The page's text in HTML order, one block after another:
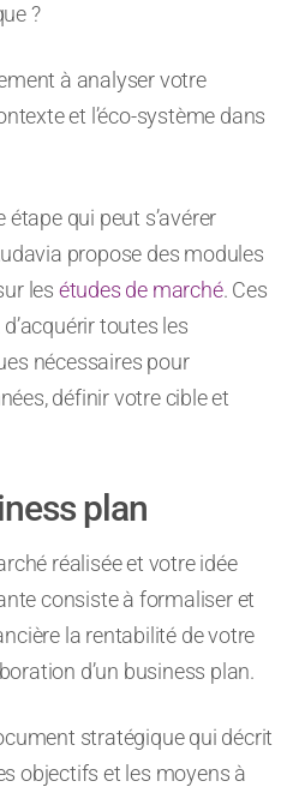
?
à analyser votre
et l’éco-système dans
qui peut s’avérer
propose des modules
les études de marché. Ces
toutes les
nécessaires pour
définir votre cible et
plan
réalisée et votre idée
consiste à formaliser et
la rentabilité de votre
d’un business plan.
stratégique qui décrit
objectifs et les moyens à